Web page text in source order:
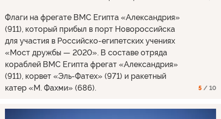
Флаги на фрегате ВМС Египта «Александрия»
(911), который прибыл в порт Новороссийска
для участия в Российско-египетских учениях
«Мост дружбы — 2020». В составе отряда
кораблей ВМС Египта фрегат «Александрия»
(911), корвет «Эль-Фатех» (971) и ракетный
катер «М. Фахми» (686).
5 / 10